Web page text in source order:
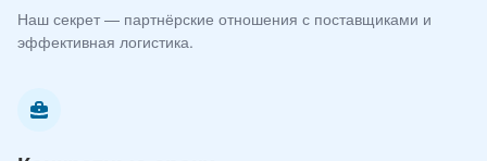
Наш секрет — партнёрские отношения с поставщиками и
эффективная логистика.